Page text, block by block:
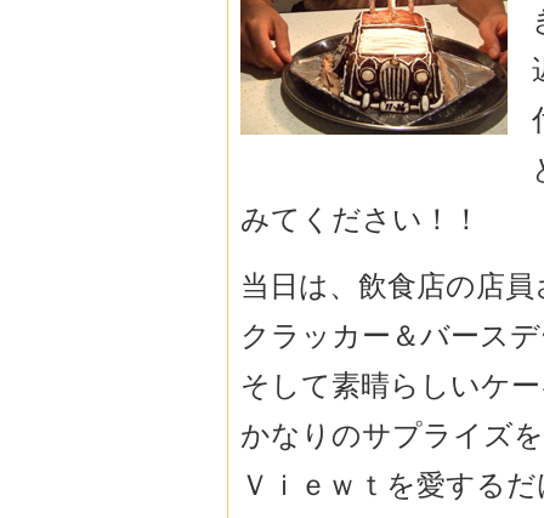
みてください！！
当日は、飲食店の店
クラッカー＆バース
そして素晴らしいケ
かなりのサプライズ
Ｖｉｅｗｔを愛する